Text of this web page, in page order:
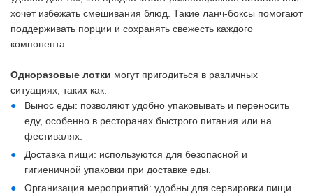
хочет избежать смешивания блюд. Такие ланч-боксы помогают
поддерживать порции и сохранять свежесть каждого
компонента.
Одноразовые лотки могут пригодиться в различных
ситуациях, таких как:
Вынос еды: позволяют удобно упаковывать и переносить
еду, особенно в ресторанах быстрого питания или на
фестивалях.
Доставка пищи: используются для безопасной и
гигиеничной упаковки при доставке еды.
Организация мероприятий: удобны для сервировки пищи